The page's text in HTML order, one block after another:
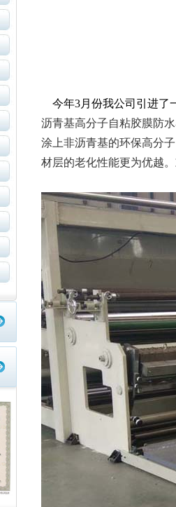
今年3月份我公司引进了
沥青基高分子自粘胶膜防
涂上非沥青基的环保高分
材层的老化性能更为优越。